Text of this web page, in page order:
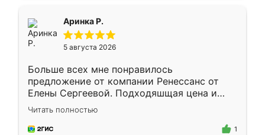
Аринка Р.
5 августа 2026
Больше всех мне понравилось
предложение от компании Ренессанс от
Елены Сергеевой. Подходяшщая цена и
короткие сроки изготовления. Приехавший
для замера сотрудник Владислав
предложил по моему эскизу самый
Читать полностью
1